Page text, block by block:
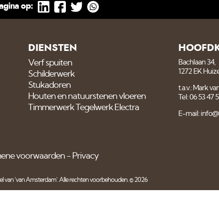
op:
DIENSTEN
Verf spuiten
Schilderwerk
Stukadoren
Houten en natuurstenen vloeren
Timmerwerk Tegelwerk Electra
Bachlaan 34,
1272 EK
t.a.v.: Mark
Tel: 06 53 47
E-mail:
voorwaarden Privacy
van 'van Amsterdam' . Alle rechten voorbehouden. © 2026